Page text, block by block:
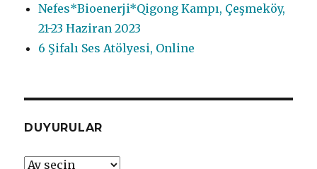
Nefes*Bioenerji*Qigong Kampı, Çeşmeköy,
21-23 Haziran 2023
6 Şifalı Ses Atölyesi, Online
DUYURULAR
DUYURULAR